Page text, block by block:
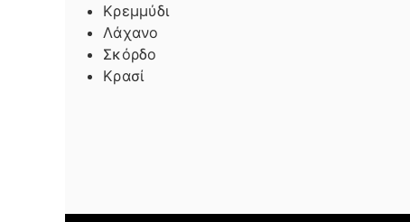
Κρεμμύδι
Λάχανο
Σκόρδο
Κρασί